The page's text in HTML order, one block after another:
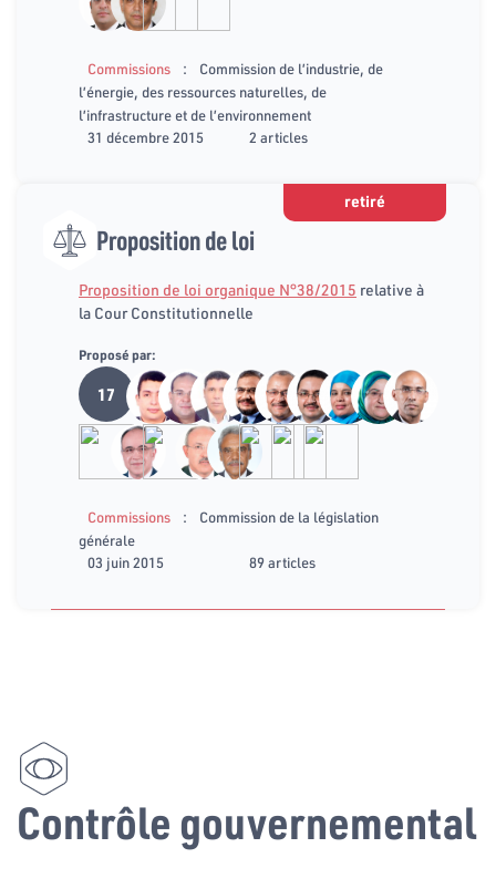
Commissions :
Commission de l’industrie, de
l’énergie, des ressources naturelles, de
l’infrastructure et de l’environnement
31 décembre 2015
2 articles
retiré
Proposition de loi
Proposition de loi organique N°38/2015 relative à
la Cour Constitutionnelle
Proposé par:
17
Commissions :
Commission de la législation
générale
03 juin 2015
89 articles
Contrôle gouvernemental